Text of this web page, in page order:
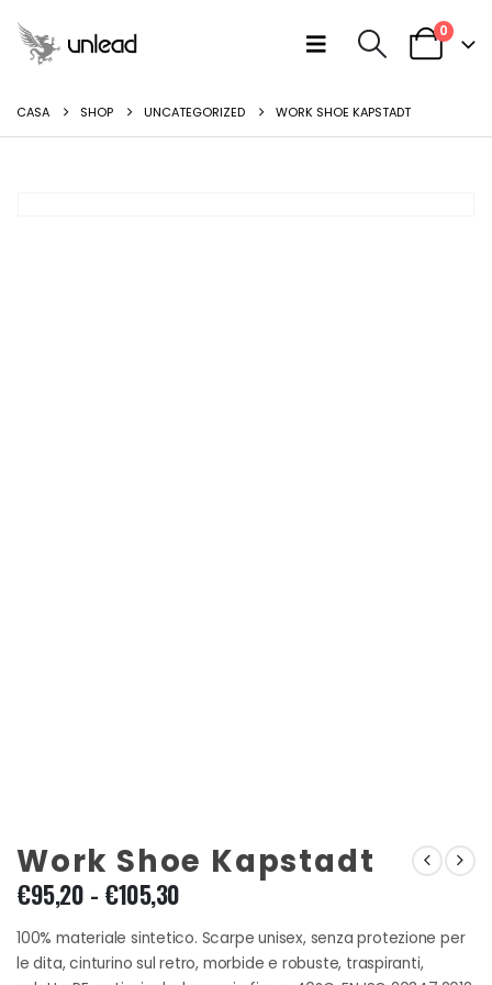
0
CASA SHOP UNCATEGORIZED WORK SHOE KAPSTADT
Work Shoe Kapstadt
€95,20 - €105,30Fascia
prezzo:
da
100% materiale sintetico. Scarpe unisex, senza protezione per
le dita, cinturino sul retro, morbide e robuste, traspiranti,